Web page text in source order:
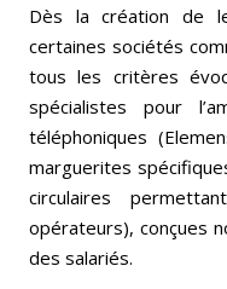
Dès la création de
certaines sociétés
tous les critères
spécialistes pour
téléphoniques
marguerites
circulaires
opérateurs), conçues
des salariés.